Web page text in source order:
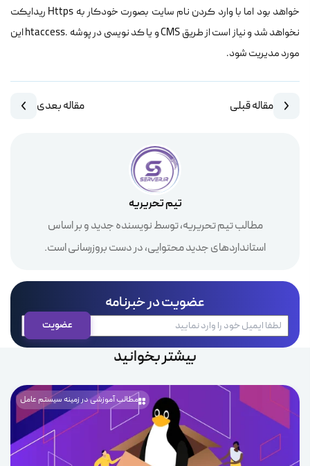
خواهد بود اما با وارد کردن نام سایت بصورت خودکار به Https ریدایکت
نخواهد شد و نیاز است از طریق CMS و یا کد نویسی در پوشه .htaccess این
مورد مدیریت شود.
مقاله قبلی مقاله بعدی
تیم تحریریه
مطالب تیم تحریریه، توسط نویسنده جدید و بر اساس
استانداردهای جدید محتوایی، در دست بروزرسانی است.
عضویت در خبرنامه
بیشتر بخوانید
مطالب آموزشی در زمینه سیستم عامل